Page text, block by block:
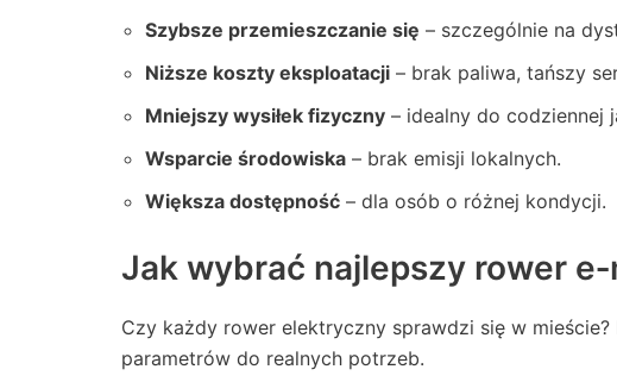
Szybsze przemieszczanie się – szczególnie na
Niższe koszty eksploatacji – brak paliwa, tańszy
Mniejszy wysiłek fizyczny – idealny do codziennej
Wsparcie środowiska – brak emisji lokalnych.
Większa dostępność – dla osób o różnej kondycji.
Jak wybrać najlepszy rower
Czy każdy rower elektryczny sprawdzi się w
parametrów do realnych potrzeb.